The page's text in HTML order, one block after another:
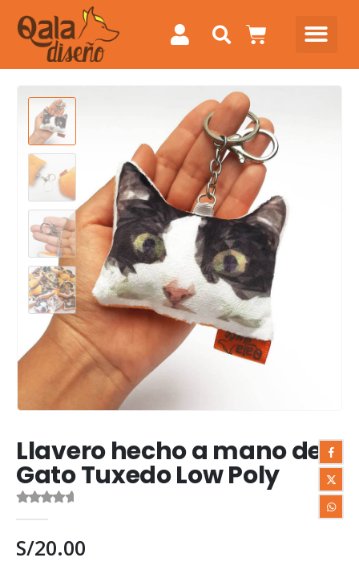
Llavero hecho a mano de
Gato Tuxedo Low Poly
S/20.00